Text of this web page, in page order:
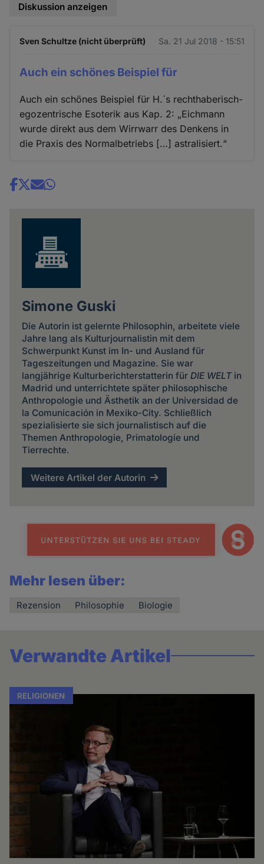
Diskussion anzeigen
Sven Schultze (nicht überprüft) Sa. 21 Jul 2018 - 15:51
Auch ein schönes Beispiel für
Auch ein schönes Beispiel für H.´s rechthaberisch-
egozentrische Esoterik aus Kap. 2: „Eichmann
wurde direkt aus dem Wirrwarr des Denkens in
die Praxis des Normalbetriebs […] astralisiert.“
Share
Simone Guski
Die Autorin ist gelernte Philosophin, arbeitete viele
Jahre lang als Kulturjournalistin mit dem
Schwerpunkt Kunst im In- und Ausland für
Tageszeitungen und Magazine. Sie war
langjährige Kulturberichterstatterin für DIE WELTin
Madrid und unterrichtete später philosophische
Anthropologie und Ästhetik an der Universidad de
la Comunicación in Mexiko-City. Schließlich
spezialisierte sie sich journalistisch auf die
Themen Anthropologie, Primatologie und
Tierrechte.
Weitere Artikel der Autorin
Mehr lesen über:
Rezension Philosophie Biologie
Verwandte Artikel
RELIGIONEN